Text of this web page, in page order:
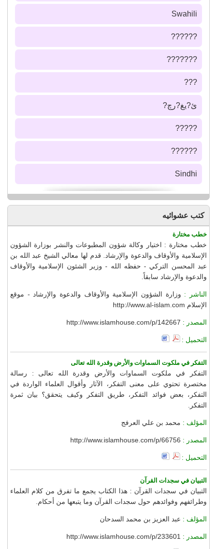
Swahili
??????
???????
???
ئ?يغ?رچ?
?????
??????
Sindhi
كتب عشوائيه
خطب مختارة
خطب مختارة : اختيار وكالة شؤون المطبوعات والنشر بوزارة الشؤون
الإسلامية والأوقاف والدعوة والإرشاد. قدم لها معالي الشيخ عبد الله بن
عبد المحسن التركي - حفظه الله - وزير الشئون الإسلامية والأوقاف
والدعوة والإرشاد سابقاً.
الناشر : وزارة الشؤون الإسلامية والأوقاف والدعوة والإرشاد - موقع
الإسلام http://www.al-islam.com
المصدر : http://www.islamhouse.com/p/142667
التحميل :
التفكر في ملكوت السماوات والأرض وقدرة الله تعالى
التفكر في ملكوت السماوات والأرض وقدرة الله تعالى : رسالة
مختصرة تحتوي على معنى التفكر، الآثار وأقوال العلماء الواردة في
التفكر، بعض فوائد التفكر، طريق التفكر وكيف يتحقق؟ بيان ثمرة
التفكر.
المؤلف : محمد بن علي العرفج
المصدر : http://www.islamhouse.com/p/66756
التحميل :
التبيان في سجدات القرآن
التبيان في سجدات القرآن : هذا الكتاب يجمع ما تفرق من كلام العلماء
وطرائفهم وفوائدهم حول سجدات القرآن وما يتبعها من أحكام.
المؤلف : عبد العزيز بن محمد السدحان
المصدر : http://www.islamhouse.com/p/233601